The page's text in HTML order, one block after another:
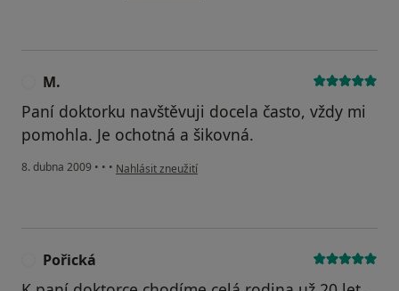
M.
Paní doktorku navštěvuji docela často, vždy mi
pomohla. Je ochotná a šikovná.
8. dubna 2009 • • • podle názoru uživatele M.
Nahlásit zneužití
Pořická